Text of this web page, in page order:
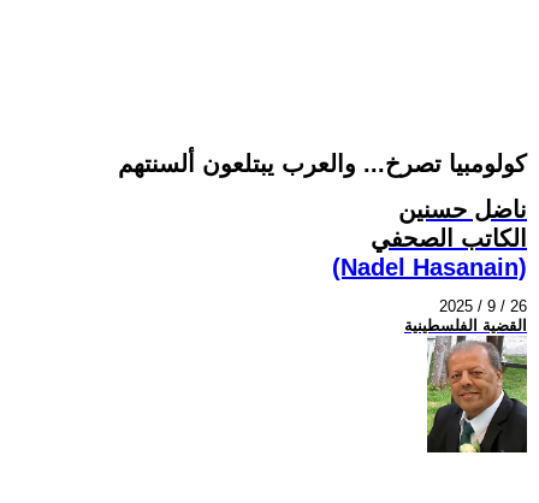
كولومبيا تصرخ... والعرب يبتلعون ألسنتهم
ناضل حسنين
الكاتب الصحفي
(Nadel Hasanain)
2025 / 9 / 26
القضية الفلسطينية